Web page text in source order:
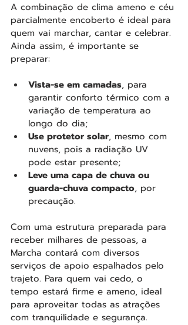
A combinação de clima ameno e céu
parcialmente encoberto é ideal para
quem vai marchar, cantar e celebrar.
Ainda assim, é importante se
preparar:
Vista-se em camadas, para
garantir conforto térmico com a
variação de temperatura ao
longo do dia;
Use protetor solar, mesmo com
nuvens, pois a radiação UV
pode estar presente;
Leve uma capa de chuva ou
guarda-chuva compacto, por
precaução.
Com uma estrutura preparada para
receber milhares de pessoas, a
Marcha contará com diversos
serviços de apoio espalhados pelo
trajeto. Para quem vai cedo, o
tempo estará firme e ameno, ideal
para aproveitar todas as atrações
com tranquilidade e segurança.